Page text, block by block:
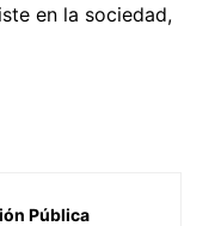
en la sociedad,
Pública